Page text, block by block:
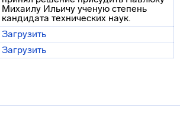
Михаилу Ильичу ученую степень
кандидата технических наук.
Загрузить
Загрузить